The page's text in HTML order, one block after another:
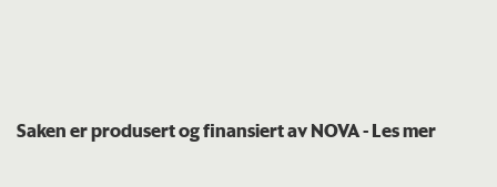
Saken er produsert og finansiert av NOVA- Les mer